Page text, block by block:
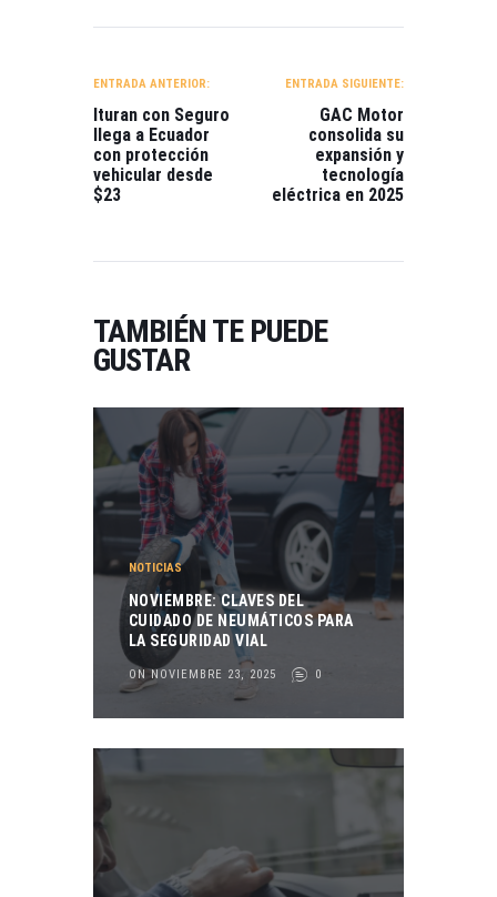
ENTRADAS
ENTRADA ANTERIOR:
Ituran con Seguro
llega a Ecuador
con protección
vehicular desde
$23
ENTRADA SIGUIENTE:
GAC Motor
consolida su
expansión y
tecnología
eléctrica en 2025
TAMBIÉN TE PUEDE
GUSTAR
NOTICIAS
NOVIEMBRE: CLAVES DEL
CUIDADO DE NEUMÁTICOS PARA
LA SEGURIDAD VIAL
ON NOVIEMBRE 23, 2025 0